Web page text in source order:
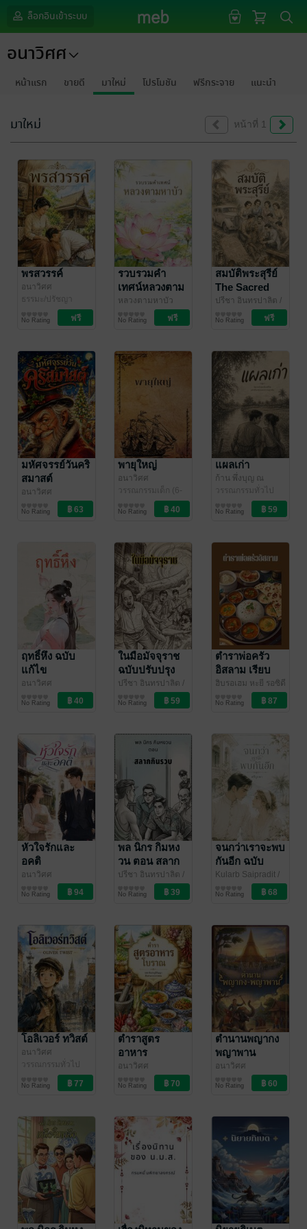
ล็อกอินเข้าระบบ
อนาวิศศ
หน้าแรก ขายดี มาใหม่ โปรโมชัน ฟรีกระจาย แนะนำ
มาใหม่ หน้าที่ 1
พรสวรรค์
อนาวิศศ
ธรรมะ/ปรัชญา
No Rating
รวบรวมคำ
เทศน์หลวงตาม
หาบัว
หลวงตามหาบัว
ญาณสัมปันโน
/ อ
นาวิศศ
ธรรมะ/ปรัชญา
No Rating
สมบัติพระสุรีย์
The Sacred
Treasure
ปรีชา อินทรปาลิต /
วรรณกรรมทั่วไป
No Rating
มหัศจรรย์วันคริ
สมาสต์
อนาวิศศ
วรรณกรรมทั่วไป
No Rating
พายุใหญ่
อนาวิศศ
วรรณกรรมเด็ก (6-
No Rating
แผลเก่า
ก้าน พึ่งบุญ ณ
อยุธยา
/ อนาวิศศ
วรรณกรรมทั่วไป
No Rating
ฤทธิ์หึง ฉบับ
แก้ไข
อนาวิศศ
วรรณกรรมทั่วไป
No Rating
ในมือมัจจุราช
ฉบับปรับปรุง
ปรีชา อินทรปาลิต /
วรรณกรรมทั่วไป
No Rating
ตำราพ่อครัว
อิสลาม เรียบ
เรียงใหม่
ฮิบรอเฮม หะยี รอซิดี
/ อนาวิศศ
การประกอบอาหาร
No Rating
หัวใจรักและ
อคติ
อนาวิศศ
วรรณกรรมทั่วไป
No Rating
พล นิกร กิมหง
วน ตอน สลาก
กินรวบ ฉบับ
ปรับปรุง
ปรีชา อินทรปาลิต /
วรรณกรรมทั่วไป
No Rating
จนกว่าเราจะพบ
กันอีก ฉบับ
ปรับปรุง
Kularb Saipradit/
วรรณกรรมทั่วไป
No Rating
โอลิเวอร์ ทวิสต์
อนาวิศศ
วรรณกรรมทั่วไป
No Rating
ตำราสูตร
อาหาร
อนาวิศศ
การประกอบอาหาร
No Rating
ตำนานพญากง
พญาพาน
อนาวิศศ
วรรณกรรมคลาสสิก/
วรรณคดีไทย
No Rating